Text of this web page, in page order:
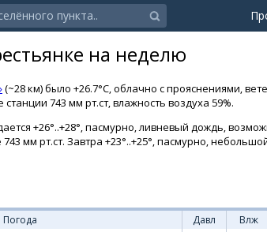
на неделю
(~28 км) было +26.7°C, облачно с прояснениями,
743 мм рт.ст, влажность воздуха 59%.
+26°..+28°, пасмурно, ливневый дождь,
мм рт.ст. Завтра +23°..+25°, пасмурно,
Погода Давл Влж